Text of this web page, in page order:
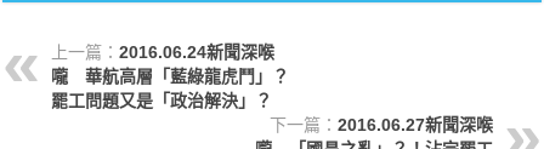
上一篇：2016.06.24新聞深喉
嚨 華航高層「藍綠龍虎鬥」？
罷工問題又是「政治解決」？
下一篇： 2016.06.27新聞深喉